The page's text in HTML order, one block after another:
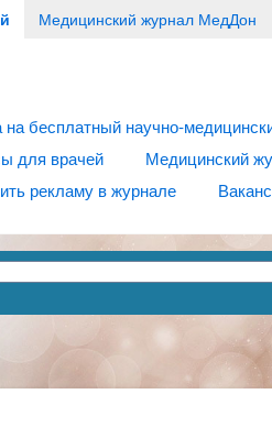
Медицинский журнал МедДон
на бесплатный научно-
для врачей
Медицинский
рекламу в журнале